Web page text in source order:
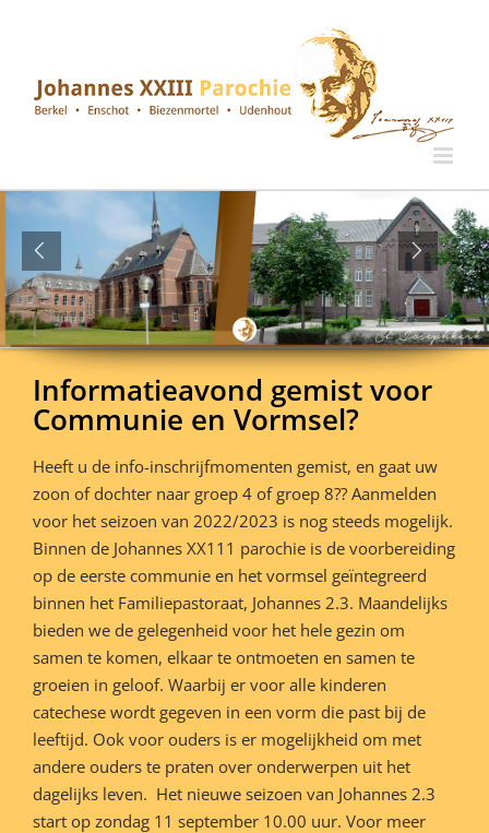
Informatieavond gemist voor
Communie en Vormsel?
Heeft u de info-inschrijfmomenten gemist, en gaat uw
zoon of dochter naar groep 4 of groep 8?? Aanmelden
voor het seizoen van 2022/2023 is nog steeds mogelijk.
Binnen de Johannes XX111 parochie is de voorbereiding
op de eerste communie en het vormsel geïntegreerd
binnen het Familiepastoraat, Johannes 2.3. Maandelijks
bieden we de gelegenheid voor het hele gezin om
samen te komen, elkaar te ontmoeten en samen te
groeien in geloof. Waarbij er voor alle kinderen
catechese wordt gegeven in een vorm die past bij de
leeftijd. Ook voor ouders is er mogelijkheid om met
andere ouders te praten over onderwerpen uit het
dagelijks leven. Het nieuwe seizoen van Johannes 2.3
start op zondag 11 september 10.00 uur. Voor meer